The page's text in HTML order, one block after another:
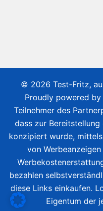
© 2026 Test-Fritz,
Proudly powered by
Teilnehmer des
dass zur
konzipiert wurde,
von
bezahlen
diese Links einkaufen.
Eigentum der